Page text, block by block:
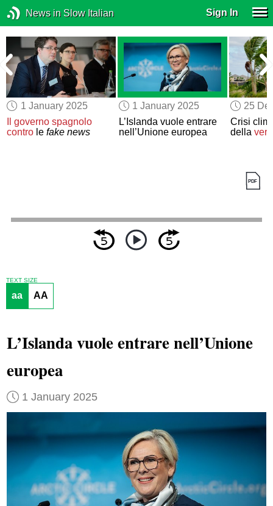
News in Slow Italian Sign In
1 January 2025
Il governo spagnolo
contro lefake news
1 January 2025
L’Islanda vuole entrare
nell’Unione europea
25
Crisi
della
TEXT SIZE
aa AA
L’Islanda vuole entrare nell’Unione
europea
1 January 2025